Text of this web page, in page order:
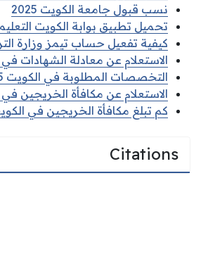
نسب قبول جامعة الكويت 2025
تحميل تطبيق بوابة الكويت التعليمية
كيفية تفعيل حساب تيمز وزارة
الاستعلام عن معادلة الشهادات في
التخصصات المطلوبة في الكويت 2025
الاستعلام عن مكافأة الخريجين في
كم تبلغ مكافأة الخريجين في الكويت
Citations